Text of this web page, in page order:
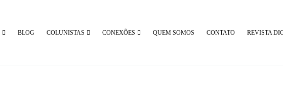
BLOG COLUNISTAS CONEXÕES QUEM SOMOS CONTATO REVISTA